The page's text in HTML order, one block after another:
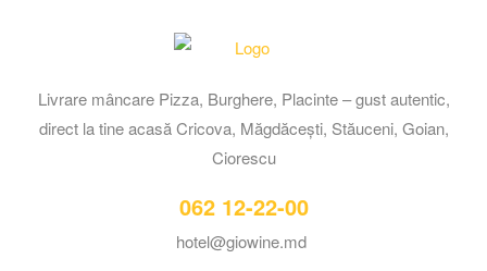
Livrare mâncare Pizza, Burghere, Placinte – gust autentic,
direct la tine acasă Cricova, Măgdăcești, Stăuceni, Goian,
Ciorescu
062 12-22-00
hotel@giowine.md